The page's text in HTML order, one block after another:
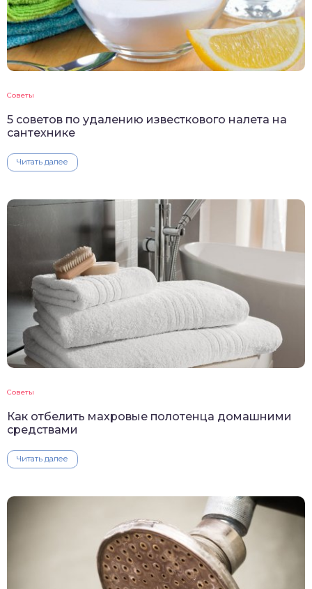
Советы
5 советов по удалению известкового налета на
сантехнике
Читать далее
Советы
Как отбелить махровые полотенца домашними
средствами
Читать далее